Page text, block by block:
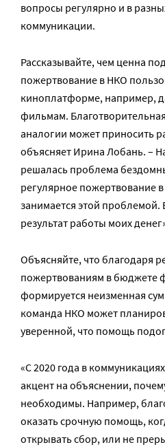
вопросы регулярно и в
коммуникации.
Рассказывайте, чем ценна
пожертвование в НКО
киноплатформе, например,
фильмам.
аналогии может приносить
объясняет Ирина Лобань. –
решалась проблема
регулярное пожертвование
занимается этой
результат работы моих
Объясняйте, что благодаря
пожертвованиям в бюджете
формируется неизменная
команда НКО может
уверенной, что помощь
«С 2020 года в
акцент на объяснении,
необходимы. Например,
оказать срочную помощь,
открывать сбор, или не